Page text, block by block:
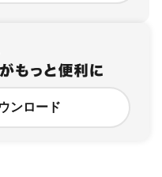
ンロード